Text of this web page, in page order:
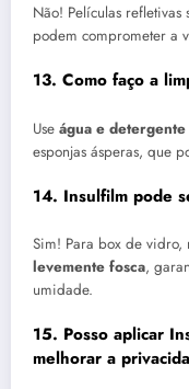
Não! Películas
podem comprometer a
13. Como faço a
Use água e
esponjas ásperas, que
14. Insulfilm pode
Sim! Para box de vidro,
levemente fosca,
umidade.
15. Posso aplicar
melhorar a